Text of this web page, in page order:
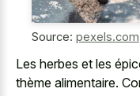
Source: pexels.com
Les herbes et les
thème alimentaire.